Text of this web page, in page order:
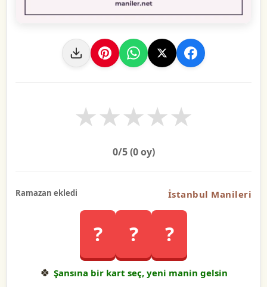
★
★
★
★
★
0/5 (0oy)
Ramazan ekledi İstanbul Manileri
? ? ?
🍀 Şansına bir kart seç, yeni manin gelsin